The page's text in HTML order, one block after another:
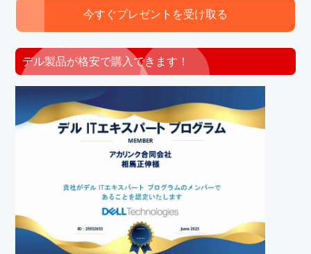
今すぐプレゼントを受け取る
デル製品が格安で購入できます！